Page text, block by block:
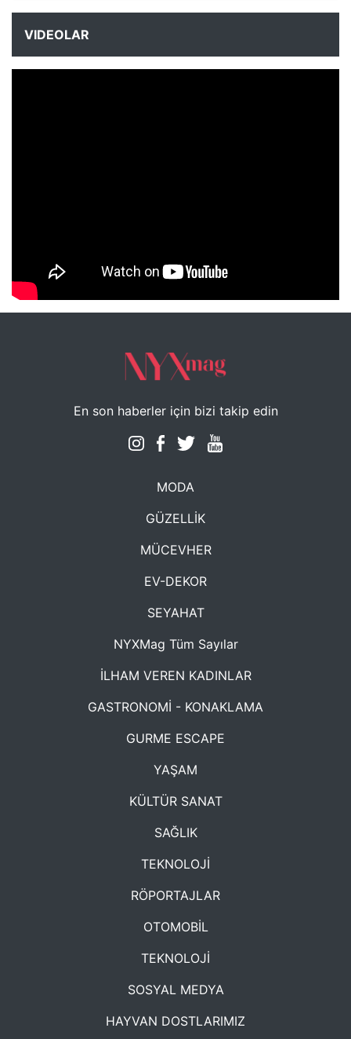
VIDEOLAR
NYXmag 2. Yaş Kutlama Etkinliği
En son haberler için bizi takip edin
MODA
GÜZELLİK
MÜCEVHER
EV-DEKOR
SEYAHAT
NYXMag Tüm Sayılar
İLHAM VEREN KADINLAR
GASTRONOMİ - KONAKLAMA
GURME ESCAPE
YAŞAM
KÜLTÜR SANAT
SAĞLIK
TEKNOLOJİ
RÖPORTAJLAR
OTOMOBİL
TEKNOLOJİ
SOSYAL MEDYA
HAYVAN DOSTLARIMIZ